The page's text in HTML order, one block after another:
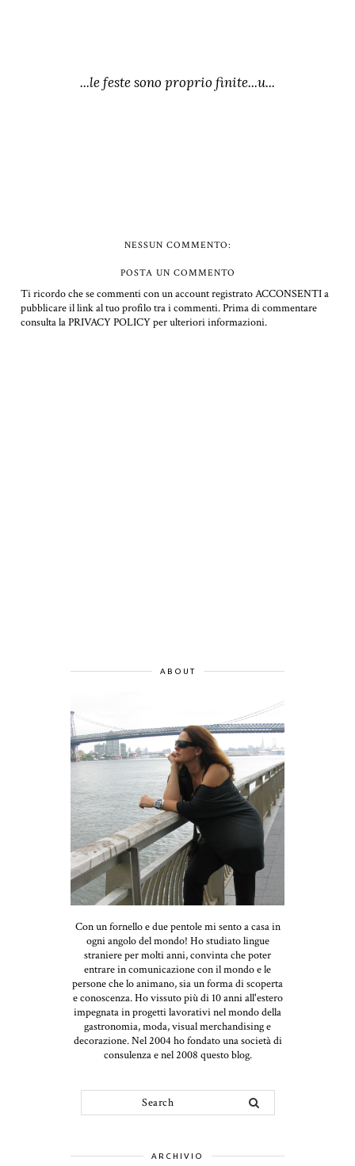
...le feste sono proprio finite...u...
NESSUN COMMENTO:
POSTA UN COMMENTO
Ti ricordo che se commenti con un account registrato ACCONSENTI a
pubblicare il link al tuo profilo tra i commenti.Prima di commentare
consulta la PRIVACY POLICY per ulteriori informazioni.
ABOUT
Con un fornello e due pentole mi sento a casa in
ogni angolo del mondo! Ho studiato lingue
straniere per molti anni, convinta che poter
entrare in comunicazione con il mondo e le
persone che lo animano, sia un forma di scoperta
e conoscenza. Ho vissuto più di 10 anni all'estero
impegnata in progetti lavorativi nel mondo della
gastronomia, moda, visual merchandising e
decorazione. Nel 2004 ho fondato una società di
consulenza e nel 2008 questo blog.
ARCHIVIO